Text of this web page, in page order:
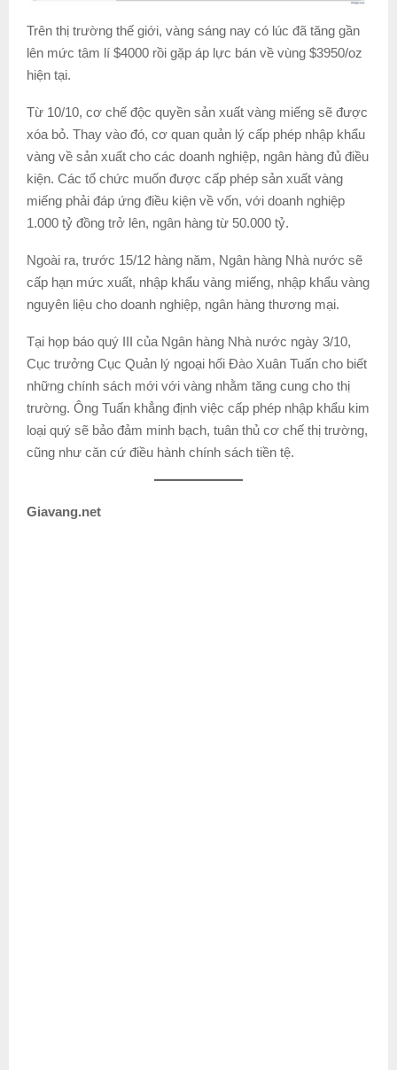
Trên thị trường thế giới, vàng sáng nay có lúc đã tăng gần
lên mức tâm lí $4000 rồi gặp áp lực bán về vùng $3950/oz
hiện tại.
Từ 10/10, cơ chế độc quyền sản xuất vàng miếng sẽ được
xóa bỏ. Thay vào đó, cơ quan quản lý cấp phép nhập khẩu
vàng về sản xuất cho các doanh nghiệp, ngân hàng đủ điều
kiện. Các tổ chức muốn được cấp phép sản xuất vàng
miếng phải đáp ứng điều kiện về vốn, với doanh nghiệp
1.000 tỷ đồng trở lên, ngân hàng từ 50.000 tỷ.
Ngoài ra, trước 15/12 hàng năm, Ngân hàng Nhà nước sẽ
cấp hạn mức xuất, nhập khẩu vàng miếng, nhập khẩu vàng
nguyên liệu cho doanh nghiệp, ngân hàng thương mại.
Tại họp báo quý III của Ngân hàng Nhà nước ngày 3/10,
Cục trưởng Cục Quản lý ngoại hối Đào Xuân Tuấn cho biết
những chính sách mới với vàng nhằm tăng cung cho thị
trường. Ông Tuấn khẳng định việc cấp phép nhập khẩu kim
loại quý sẽ bảo đảm minh bạch, tuân thủ cơ chế thị trường,
cũng như căn cứ điều hành chính sách tiền tệ.
Giavang.net